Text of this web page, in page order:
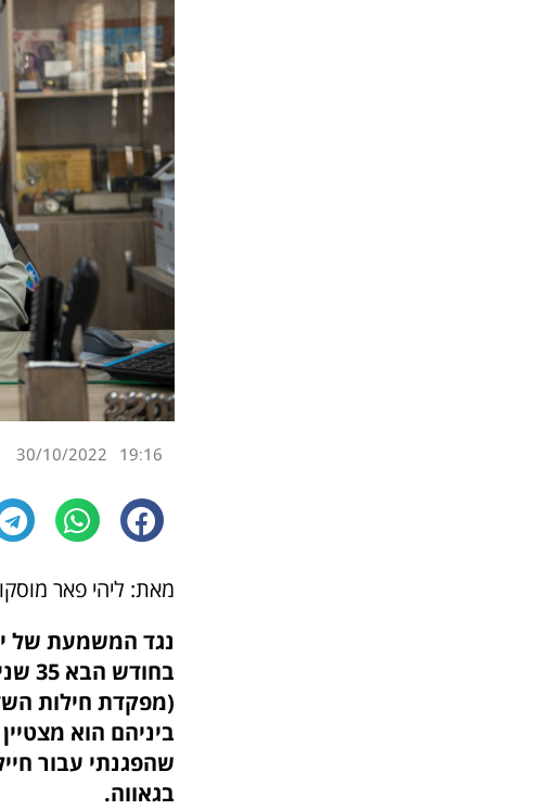
19:16
30/10/2022
מאת: ליהי פאר
נגד המשמעת של
(מפקדת חילות
ביניהם הוא
שהפגנתי עבור
בגאווה.